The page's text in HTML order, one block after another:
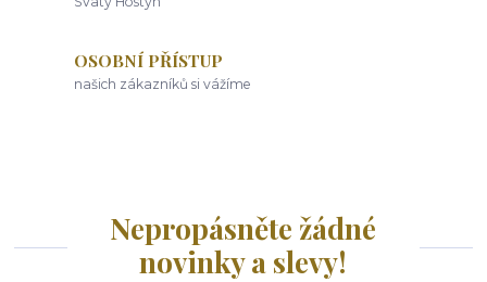
OSOBNÍ PŘÍSTUP
našich zákazníků si vážíme
Nepropásněte žádné
novinky a slevy!